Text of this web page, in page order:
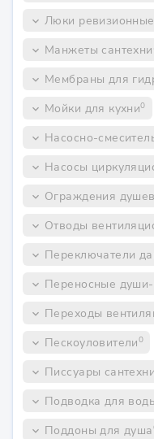
keyboard_arrow_down Люки ревизионные
keyboard_arrow_down Манжеты
keyboard_arrow_down Мембраны для
keyboard_arrow_down Мойки для кухни0
keyboard_arrow_down Насосно-
keyboard_arrow_down Насосы
keyboard_arrow_down Ограждения
keyboard_arrow_down Отводы
keyboard_arrow_down Переключатели
keyboard_arrow_down Переносные
keyboard_arrow_down Переходы
keyboard_arrow_down Пескоуловители0
keyboard_arrow_down Писсуары
keyboard_arrow_down Подводка для
keyboard_arrow_down Поддоны для душа